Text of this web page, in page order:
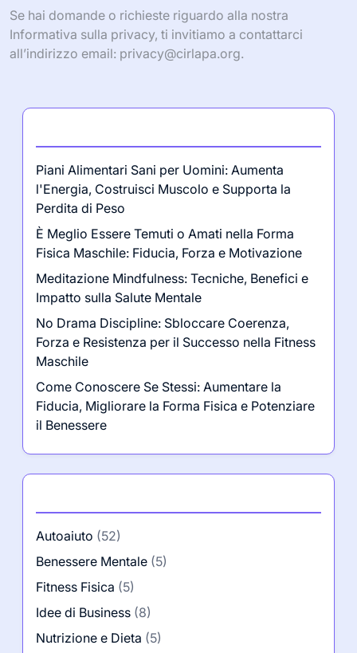
Se hai domande o richieste riguardo alla nostra
Informativa sulla privacy, ti invitiamo a contattarci
all’indirizzo email: privacy@cirlapa.org.
Piani Alimentari Sani per Uomini: Aumenta
l'Energia, Costruisci Muscolo e Supporta la
Perdita di Peso
È Meglio Essere Temuti o Amati nella Forma
Fisica Maschile: Fiducia, Forza e Motivazione
Meditazione Mindfulness: Tecniche, Benefici e
Impatto sulla Salute Mentale
No Drama Discipline: Sbloccare Coerenza,
Forza e Resistenza per il Successo nella Fitness
Maschile
Come Conoscere Se Stessi: Aumentare la
Fiducia, Migliorare la Forma Fisica e Potenziare
il Benessere
Autoaiuto (52)
Benessere Mentale (5)
Fitness Fisica (5)
Idee di Business (8)
Nutrizione e Dieta (5)